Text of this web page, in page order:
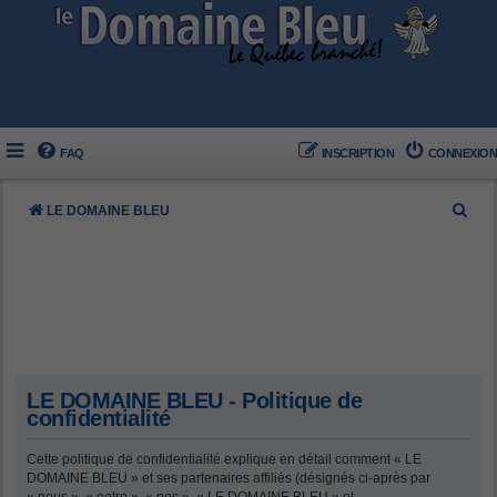
FAQ CONNEXION
INSCRIPTION
LE DOMAINE BLEU
LE DOMAINE BLEU - Politique de
confidentialité
Cette politique de confidentialité explique en détail comment « LE
DOMAINE BLEU » et ses partenaires affiliés (désignés ci-après par